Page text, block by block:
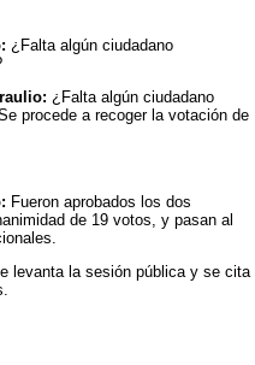
¿Falta algún ciudadano
¿Falta algún ciudadano
procede a recoger la votación de
Fueron aprobados los dos
de 19 votos, y pasan al
levanta la sesión pública y se cita